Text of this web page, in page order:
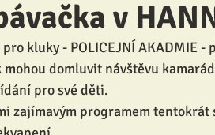
v
kluky - POLICEJNÍ AKADMIE -
domluvit návštěvu
pro své děti.
zajímavým programem